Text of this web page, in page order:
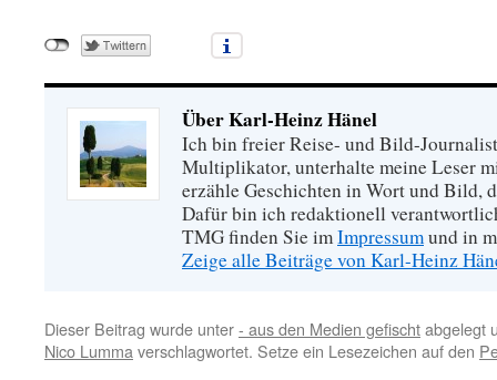
Über Karl-Heinz Hänel
Ich bin freier Reise- und Bild-
Multiplikator, unterhalte meine Leser
erzähle Geschichten in Wort und Bild,
Dafür bin ich redaktionell
TMG finden Sie imImpressumund in
Zeige alle Beiträge von Karl-Heinz
Dieser Beitrag wurde unter- aus den Medien gefischtabgelegt
Nico Lumma verschlagwortet. Setze ein Lesezeichen auf den